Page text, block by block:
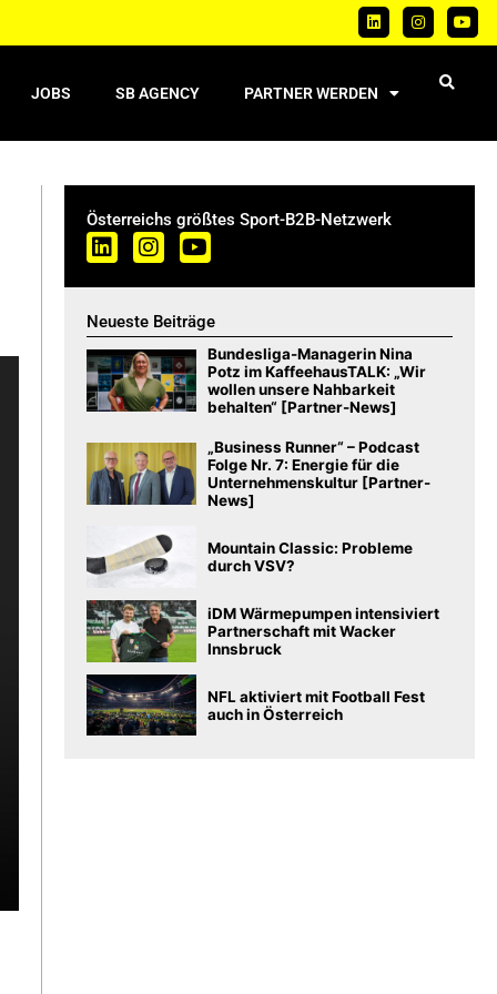
JOBS SB AGENCY PARTNER WERDEN
Österreichs größtes Sport-B2B-Netzwerk
Neueste Beiträge
Bundesliga-Managerin Nina
Potz im KaffeehausTALK: „Wir
wollen unsere Nahbarkeit
behalten“ [Partner-News]
„Business Runner“ – Podcast
Folge Nr. 7: Energie für die
Unternehmenskultur [Partner-
News]
Mountain Classic: Probleme
durch VSV?
iDM Wärmepumpen intensiviert
Partnerschaft mit Wacker
Innsbruck
NFL aktiviert mit Football Fest
auch in Österreich